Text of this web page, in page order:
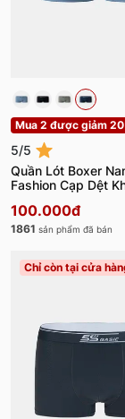
5/5
Mua 2 được giảm
Quần Lót Boxer
Fashion Cạp Dệt
100.000đ
1861 sản phẩm đã bán
Chỉ còn tại cửa